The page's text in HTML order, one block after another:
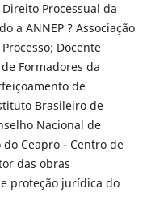
Processual da
a ANNEP ? Associação
Docente
Formadores da
de
Brasileiro de
Nacional de
Ceapro - Centro de
das obras
proteção jurídica do